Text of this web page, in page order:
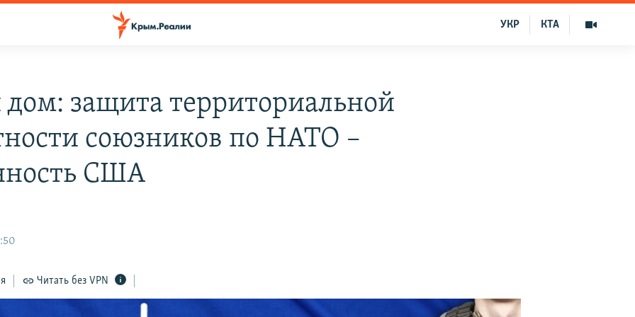
КТА
УКР
защита территориальной
союзников по НАТО –
США
Читать без VPN